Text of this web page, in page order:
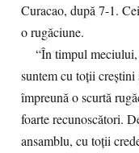
Curacao, după 7-1.
o rugăciune.
“În timpul meciului,
suntem cu toții
împreună o scurtă
foarte recunoscători.
ansamblu, cu toții